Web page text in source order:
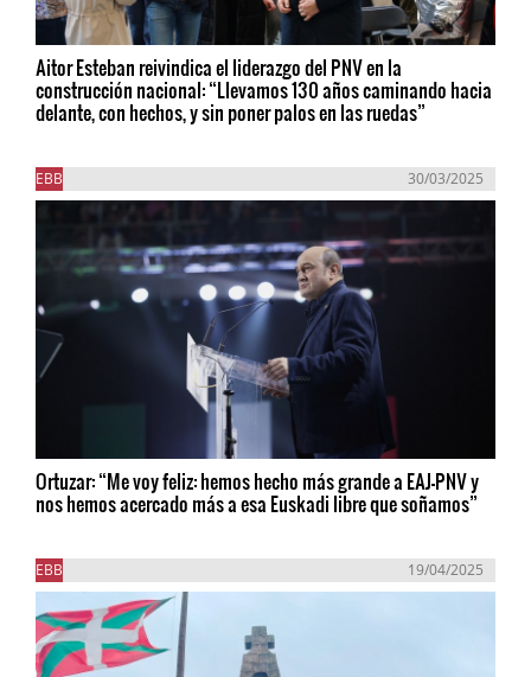
Aitor Esteban reivindica el liderazgo del PNV en la
construcción nacional: “Llevamos 130 años caminando hacia
delante, con hechos, y sin poner palos en las ruedas”
EBB 30/03/2025
Ortuzar: “Me voy feliz: hemos hecho más grande a EAJ-PNV y
nos hemos acercado más a esa Euskadi libre que soñamos”
EBB 19/04/2025